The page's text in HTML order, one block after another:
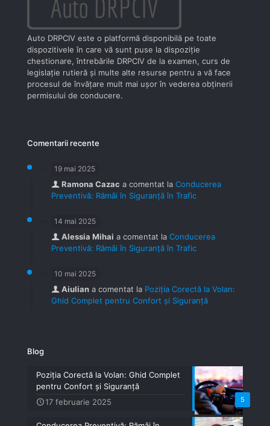
Auto DRPCIV este o platformă disponibilă pe toate
dispozitivele în care vă sunt puse la dispoziţie
chestionare, întrebările DRPCIV de la examen, curs de
legislaţie rutieră şi multe alte resurse pentru a vă face
procesul de învăţare mult mai uşor în vederea obţinerii
permisului de conducere.
Comentarii recente
19 mai 2025
Ramona Cazac a comentat la Conducerea
Preventivă: Rămâi în Siguranță în Trafic
14 mai 2025
Alessia Mihai a comentat la Conducerea
Preventivă: Rămâi în Siguranță în Trafic
10 mai 2025
Aiulian a comentat la Poziția Corectă la Volan:
Ghid Complet pentru Confort și Siguranță
Blog
5
Poziția Corectă la Volan: Ghid Complet
pentru Confort și Siguranță
17 februarie 2025